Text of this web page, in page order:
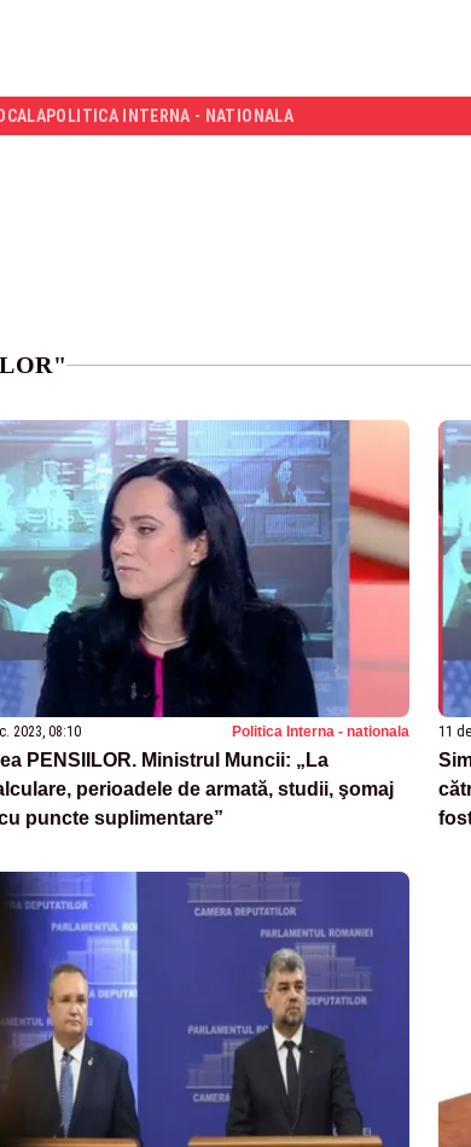
POLITICA INTERNA - NATIONALA
2023, 08:10 Politica Interna - nationala
PENSIILOR. Ministrul Muncii: „La
perioadele de armată, studii, şomaj
puncte suplimentare”
11